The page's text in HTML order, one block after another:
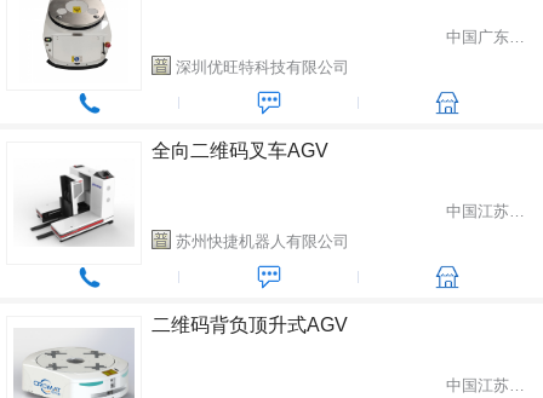
中国广东省深圳市
深圳优旺特科技有限公司
全向二维码叉车AGV
中国江苏省苏州市
苏州快捷机器人有限公司
二维码背负顶升式AGV
中国江苏省苏州市